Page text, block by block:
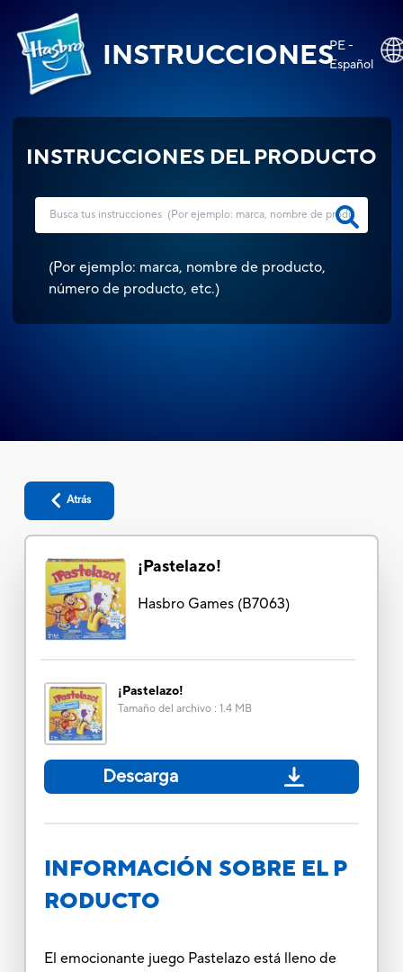
INSTRUCCIONESPE -
Español
INSTRUCCIONES DEL PRODUCTO
(Por ejemplo: marca, nombre de producto,
número de producto, etc.)
Atrás
¡Pastelazo!
Hasbro Games(B7063)
¡Pastelazo!
Tamaño del archivo: 1.4 MB
Descarga
INFORMACIÓN SOBRE EL P
RODUCTO
El emocionante juego Pastelazo está lleno de